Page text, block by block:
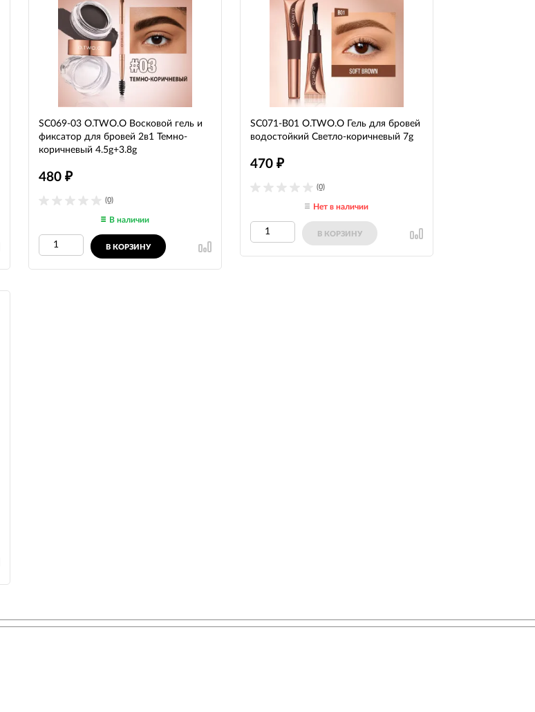
SC069-03 O.TWO.O Восковой гель и
фиксатор для бровей 2в1 Темно-
коричневый 4.5g+3.8g
(0)
480 ₽
В наличии
В КОРЗИНУ
SC071-B01 O.TWO.O Гель для бровей
водостойкий Светло-коричневый 7g
(0)
470 ₽
Нет в наличии
В КОРЗИНУ